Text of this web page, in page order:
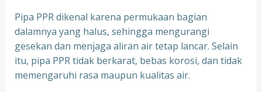
Pipa PPR dikenal karena permukaan bagian
dalamnya yang halus, sehingga mengurangi
gesekan dan menjaga aliran air tetap lancar. Selain
itu, pipa PPR tidak berkarat, bebas korosi, dan tidak
memengaruhi rasa maupun kualitas air.